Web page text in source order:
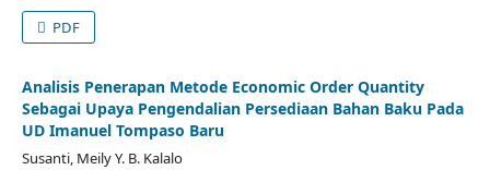
PDF
Analisis Penerapan Metode Economic Order Quantity
Sebagai Upaya Pengendalian Persediaan Bahan Baku Pada
UD Imanuel Tompaso Baru
Susanti, Meily Y. B. Kalalo